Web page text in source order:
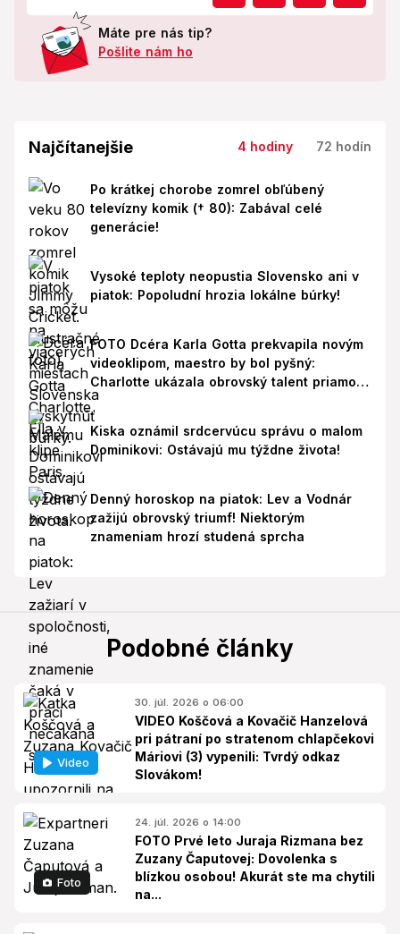
Máte pre nás tip?
Pošlite nám ho
Najčítanejšie 4 hodiny 72 hodín
Po krátkej chorobe zomrel obľúbený
televízny komik († 80): Zabával celé
generácie!
Vysoké teploty neopustia Slovensko ani v
piatok: Popoludní hrozia lokálne búrky!
FOTO Dcéra Karla Gotta prekvapila novým
videoklipom, maestro by bol pyšný:
Charlotte ukázala obrovský talent priamo v
Paríži!
Kiska oznámil srdcervúcu správu o malom
Dominikovi: Ostávajú mu týždne života!
Denný horoskop na piatok: Lev a Vodnár
zažijú obrovský triumf! Niektorým
znameniam hrozí studená sprcha
Podobné články
Video
30. júl. 2026 o 06:00
VIDEO Koščová a Kovačič Hanzelová
pri pátraní po stratenom chlapčekovi
Máriovi (3) vypenili: Tvrdý odkaz
Slovákom!
Foto
24. júl. 2026 o 14:00
FOTO Prvé leto Juraja Rizmana bez
Zuzany Čaputovej: Dovolenka s
blízkou osobou! Akurát ste ma chytili
na...